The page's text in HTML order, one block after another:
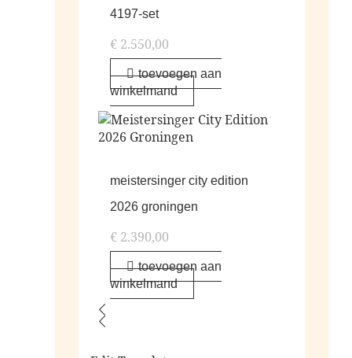
4197-set
€ 2.550,00
toevoegen aan
winkelmand
meistersinger city edition
2026 groningen
€ 2.390,00
toevoegen aan
winkelmand